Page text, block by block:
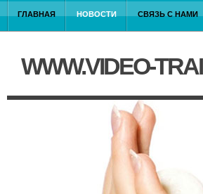
ГЛАВНАЯ НОВОСТИ СВЯЗЬ С НАМИ
WWW.VIDEO-